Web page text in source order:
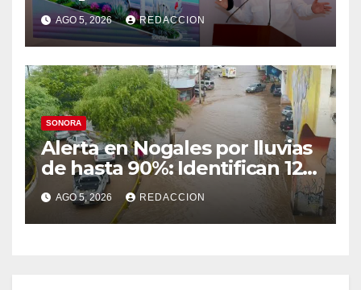
viviendas, modernización del
malecón y nuevo hospital del
IMSS
AGO 5, 2026 REDACCION
SONORA
Alerta en Nogales por lluvias
de hasta 90%: Identifican 12
vialidades con alto riesgo de
arroyos e inundaciones
AGO 5, 2026 REDACCION